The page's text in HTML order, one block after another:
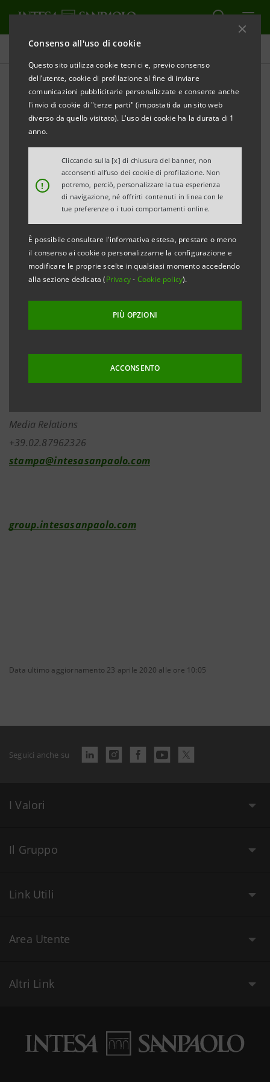
Consenso all'uso di cookie
Questo sito utilizza cookie tecnici e, previo consenso
dell’utente, cookie di profilazione al fine di inviare
comunicazioni pubblicitarie personalizzate e consente anche
l'invio di cookie di "terze parti" (impostati da un sito web
diverso da quello visitato). L'uso dei cookie ha la durata di 1
anno.
!
Cliccando sulla [x] di chiusura del banner, non
acconsenti all’uso dei cookie di profilazione. Non
potremo, perciò, personalizzare la tua esperienza
di navigazione, né offrirti contenuti in linea con le
tue preferenze o i tuoi comportamenti online.
È possibile consultare l'informativa estesa, prestare o meno
il consenso ai cookie o personalizzarne la configurazione e
modificare le proprie scelte in qualsiasi momento accedendo
alla sezione dedicata (Privacy- Cookie policy).
PIÙ OPZIONI
ACCONSENTO
Comunicati stampa
STAMPA AGGIORNA
INTESA SANPAOLO: AVVISO DI PUBBLICAZIONE DI
DOCUMENTI
della Consob, oggi è stata resa disponibile presso la
Sede sociale nonché nel meccanismo di stoccaggio
autorizzatoeMarket STORAGEe sul sito
group.intesasanpaolo.comun’integrazione alla
relazione agli azionisti sulla proposta al punto 1
dell’ordine del giorno della parte straordinaria
dell’Assemblea degli azionisti convocata per il giorno
27 aprile 2020 in unica convocazione.
Media Relations
+39.02.87962326
stampa@intesasanpaolo.com
group.intesasanpaolo.com
Data ultimo aggiornamento 23 aprile 2020 alle ore 10:05
Seguici anche su
I Valori
Il Gruppo
Link Utili
Area Utente
Altri Link